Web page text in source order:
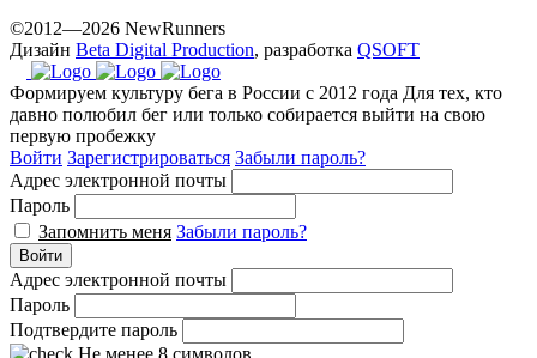
©2012—2026 NewRunners
Дизайн Beta Digital Production, разработка QSOFT
Формируем культуру бега в России с 2012 года Для тех, кто
давно полюбил бег или только собирается выйти на свою
первую пробежку
Войти Зарегистрироваться Забыли пароль?
Адрес электронной почты
Пароль
Запомнить меня Забыли пароль?
Войти
Адрес электронной почты
Пароль
Подтвердите пароль